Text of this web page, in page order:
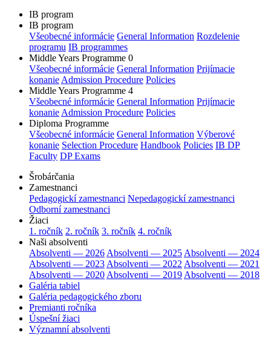
IB program
IB program
Všeobecné informácie General Information Rozdelenie
programu IB programmes
Middle Years Programme 0
Všeobecné informácie General Information Prijímacie
konanie Admission Procedure Policies
Middle Years Programme 4
Všeobecné informácie General Information Prijímacie
konanie Admission Procedure Policies
Diploma Programme
Všeobecné informácie General Information Výberové
konanie Selection Procedure Handbook Policies IB DP
Faculty DP Exams
Šrobárčania
Zamestnanci
Pedagogickí zamestnanci Nepedagogickí zamestnanci
Odborní zamestnanci
Žiaci
1. ročník 2. ročník 3. ročník 4. ročník
Naši absolventi
Absolventi — 2026 Absolventi — 2025 Absolventi — 2024
Absolventi — 2023 Absolventi — 2022 Absolventi — 2021
Absolventi — 2020 Absolventi — 2019 Absolventi — 2018
Galéria tabiel
Galéria pedagogického zboru
Premianti ročníka
Úspešní žiaci
Významní absolventi